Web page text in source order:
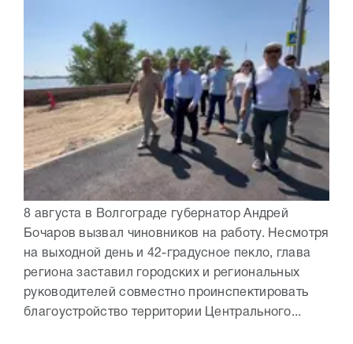
8 августа в Волгограде губернатор Андрей
Бочаров вызвал чиновников на работу. Несмотря
на выходной день и 42-градусное пекло, глава
региона заставил городских и региональных
руководителей совместно проинспектировать
благоустройство территории Центрального...